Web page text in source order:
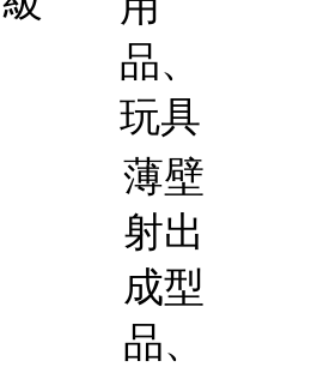
品、
玩具
薄壁
射出
成型
品、